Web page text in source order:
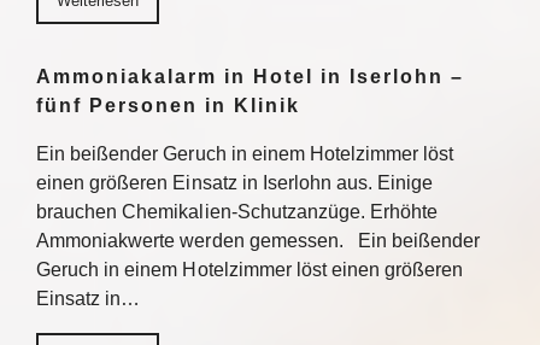
Ammoniakalarm in Hotel in Iserlohn –
fünf Personen in Klinik
Ein beißender Geruch in einem Hotelzimmer löst
einen größeren Einsatz in Iserlohn aus. Einige
brauchen Chemikalien-Schutzanzüge. Erhöhte
Ammoniakwerte werden gemessen. Ein beißender
Geruch in einem Hotelzimmer löst einen größeren
Einsatz in…